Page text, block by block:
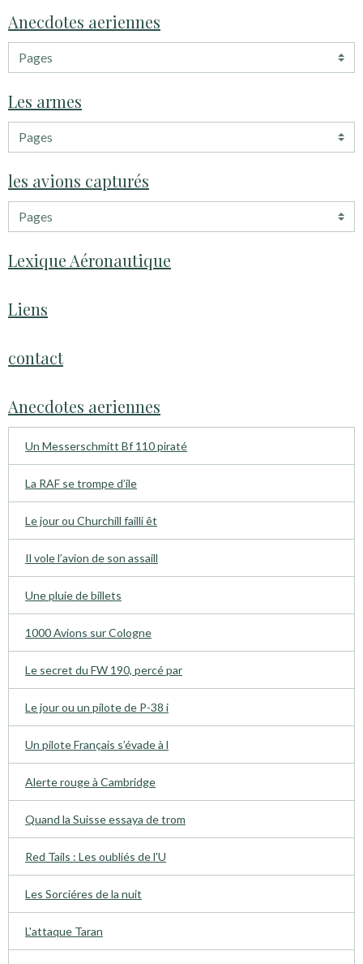
Anecdotes aeriennes
Les armes
les avions capturés
Lexique Aéronautique
Liens
contact
Anecdotes aeriennes
Un Messerschmitt Bf 110 piraté
La RAF se trompe d’ile
Le jour ou Churchill failli êt
Il vole l’avion de son assaill
Une pluie de billets
1000 Avions sur Cologne
Le secret du FW 190, percé par
Le jour ou un pilote de P-38 i
Un pilote Français s’évade à l
Alerte rouge à Cambridge
Quand la Suisse essaya de trom
Red Tails : Les oubliés de l'U
Les Sorciéres de la nuit
L'attaque Taran